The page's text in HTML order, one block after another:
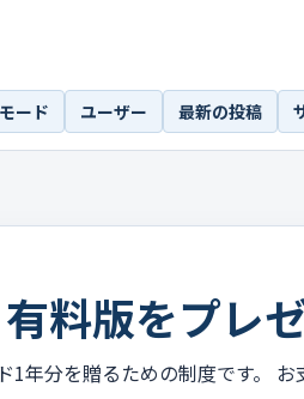
ード ユーザー 最新の投稿
料版をプレゼ
年分を贈るための制度です。